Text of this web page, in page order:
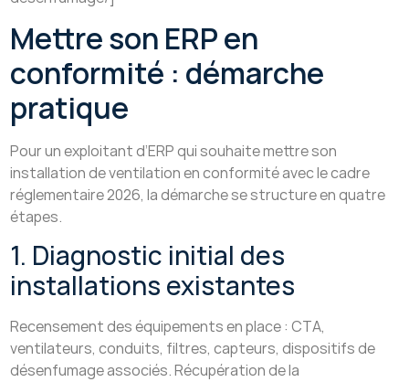
Mettre son ERP en
conformité : démarche
pratique
Pour un exploitant d’ERP qui souhaite mettre son
installation de ventilation en conformité avec le cadre
réglementaire 2026, la démarche se structure en quatre
étapes.
1. Diagnostic initial des
installations existantes
Recensement des équipements en place : CTA,
ventilateurs, conduits, filtres, capteurs, dispositifs de
désenfumage associés. Récupération de la